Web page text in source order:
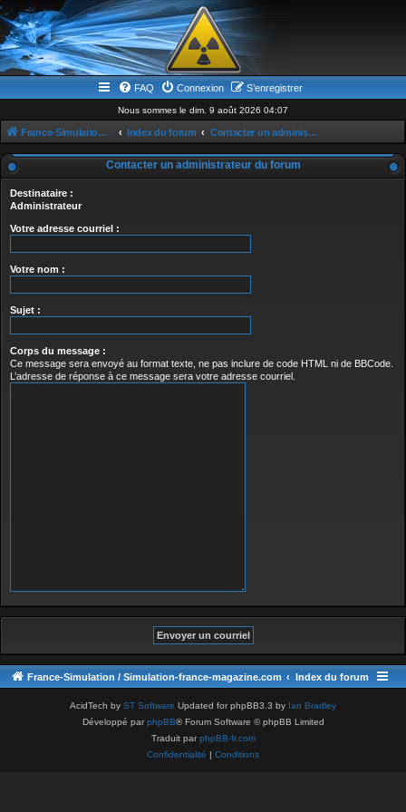
FAQ Connexion S’enregistrer
Nous sommes le dim. 9 août 2026 04:07
France-Simulation / Simulation-france-magazine.com Index du forum Contacter un administrateur du forum
Contacter un administrateur du forum
Destinataire :
Administrateur
Votre adresse courriel :
Votre nom :
Sujet :
Corps du message :
Ce message sera envoyé au format texte, ne pas inclure de code HTML ni de BBCode.
L’adresse de réponse à ce message sera votre adresse courriel.
France-Simulation / Simulation-france-magazine.com Index du forum
AcidTech by ST Software Updated for phpBB3.3 by Ian Bradley
Développé parphpBB® Forum Software © phpBB Limited
Traduit parphpBB-fr.com
Confidentialité | Conditions